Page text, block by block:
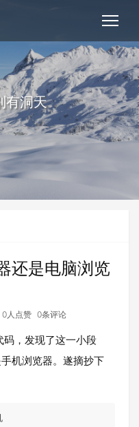
有洞天
还是电脑浏览
0人点赞 0条评论
，发现了这一小段
机浏览器。遂摘抄下